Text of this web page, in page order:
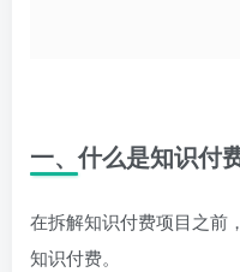
一、什么是知识付
在拆解知识付费项目之前
知识付费。